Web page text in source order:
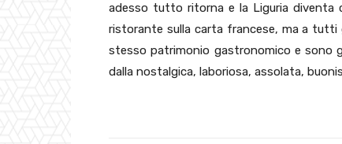
adesso tutto ritorna e la Liguria diventa
ristorante sulla carta francese, ma a tutti
stesso patrimonio gastronomico e sono
dalla nostalgica, laboriosa, assolata,